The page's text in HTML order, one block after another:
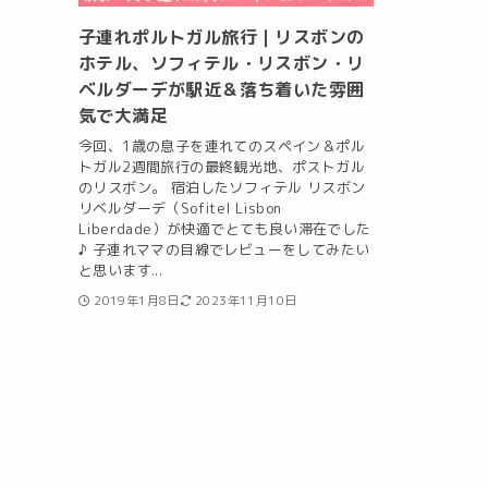
子連れポルトガル旅行｜リスボンの
ホテル、ソフィテル・リスボン・リ
ベルダーデが駅近＆落ち着いた雰囲
気で大満足
今回、1歳の息子を連れてのスペイン＆ポル
トガル2週間旅行の最終観光地、ポストガル
のリスボン。 宿泊したソフィテル リスボン
リベルダーデ（Sofitel Lisbon
Liberdade）が快適でとても良い滞在でした
♪ 子連れママの目線でレビューをしてみたい
と思います...
2019年1月8日 2023年11月10日